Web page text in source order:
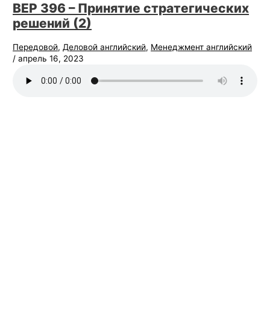
BEP 396 – Принятие стратегических
решений (2)
Передовой, Деловой английский, Менеджмент английский
/апрель 16, 2023